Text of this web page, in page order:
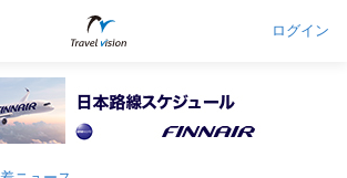
ログイン